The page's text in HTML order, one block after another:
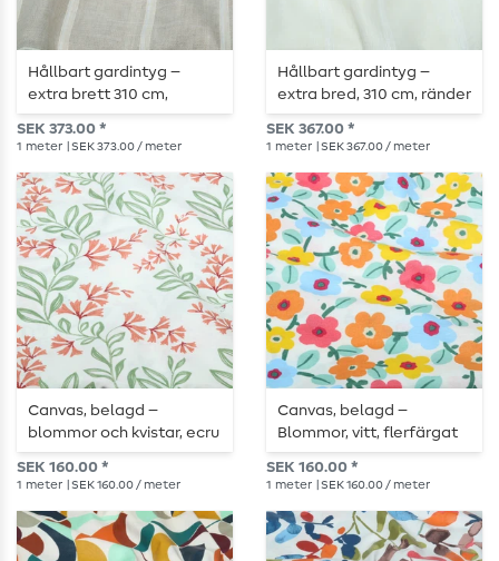
Hållbart gardintyg –
extra brett 310 cm,
naturfärgat med fina
ränder
SEK 373.00 *
1 meter | SEK 373.00 / meter
Hållbart gardintyg –
extra bred, 310 cm, ränder
på enfärgat ecru-
underlag
SEK 367.00 *
1 meter | SEK 367.00 / meter
Canvas, belagd –
blommor och kvistar, ecru
och terrakotta
SEK 160.00 *
1 meter | SEK 160.00 / meter
Canvas, belagd –
Blommor, vitt, flerfärgat
SEK 160.00 *
1 meter | SEK 160.00 / meter